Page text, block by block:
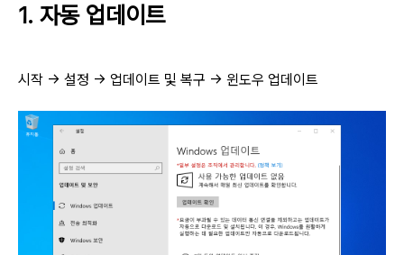
1. 자동 업데이트
시작 → 설정 → 업데이트 및 복구 → 윈도우 업데이트